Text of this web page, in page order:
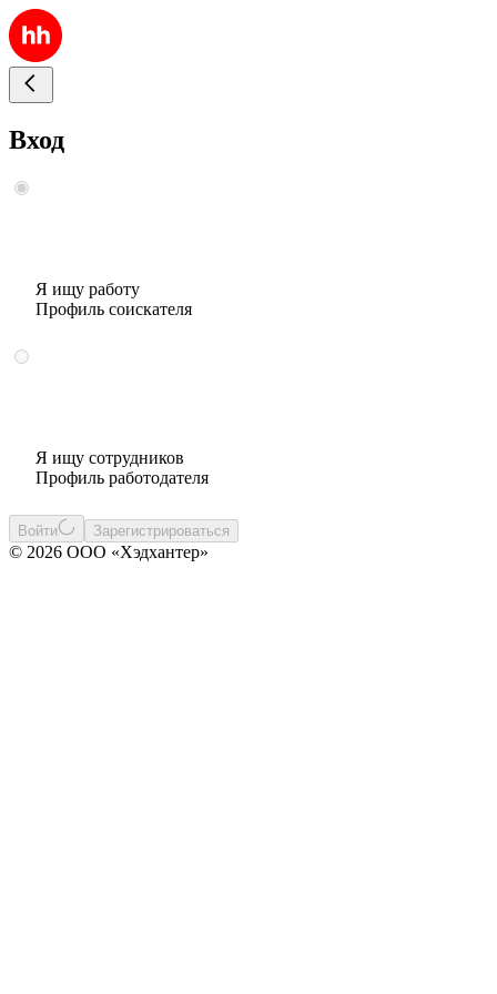
Вход
Я ищу работу
Профиль соискателя
Я ищу сотрудников
Профиль работодателя
Войти Зарегистрироваться
© 2026 ООО «Хэдхантер»